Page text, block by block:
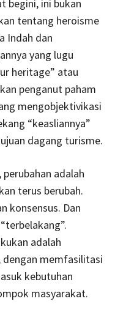
begini, ini bukan
tentang heroisme
Indah dan
yang lugu
heritage” atau
penganut paham
mengobjektivikasi
“keasliannya”
dagang turisme.
adalah
terus berubah.
konsensus. Dan
adalah
memfasilitasi
kebutuhan
masyarakat.